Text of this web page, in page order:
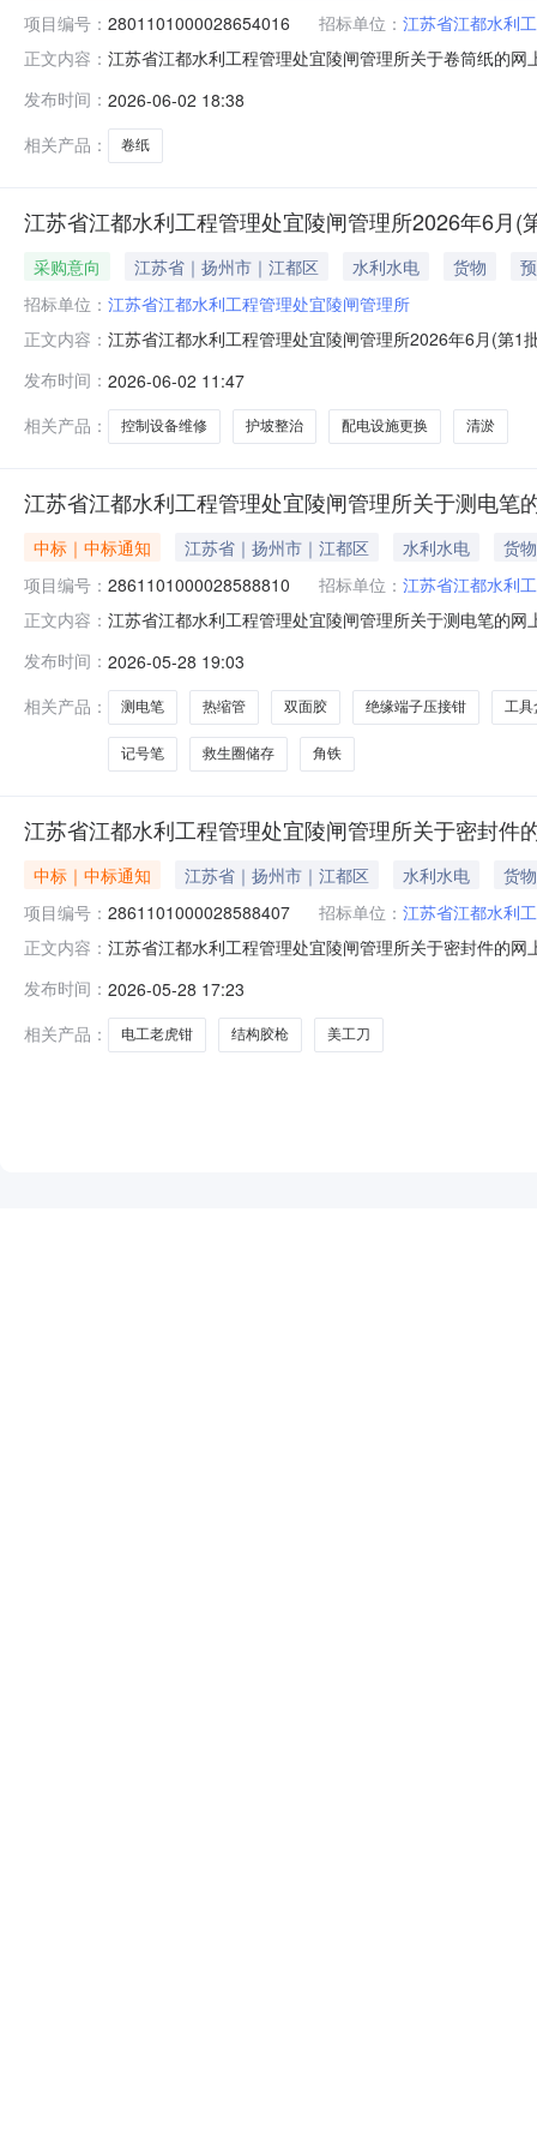
项目编号： 2801101000028654016 招标单位： 江苏省江都水利
正文内容： 江苏省江都水利工程管理处宜陵闸管理所关于卷筒纸的
划信息：序号采购计划文号信息采购计划金额
发布时间： 2026-06-02 18:38
相关产品：
卷纸
江苏省江都水利工程管理处宜陵闸管理所2026年6月(
采购意向 江苏省｜扬州市｜江都区 水利水电 货物
招标单位： 江苏省江都水利工程管理处宜陵闸管理所
正文内容： 江苏省江都水利工程管理处宜陵闸管理所2026年6月(第1
采购是否采购节能产品、环境标志产品备注1宜陵闸、宜
关柜、配电房动力柜、桥头堡动
发布时间： 2026-06-02 11:47
相关产品：
控制设备维修 护坡整治 配电设施更换 清淤
江苏省江都水利工程管理处宜陵闸管理所关于测电笔
中标｜中标通知 江苏省｜扬州市｜江都区 水利水电
货物
项目编号： 2861101000028588810 招标单位： 江苏省江都水利
正文内容： 江苏省江都水利工程管理处宜陵闸管理所关于测电笔的
划信息：序号采购计划文号信息采购计划金额
发布时间： 2026-05-28 19:03
相关产品：
测电笔 热缩管 双面胶 绝缘端子压接钳 工具
记号笔 救生圈储存 角铁
江苏省江都水利工程管理处宜陵闸管理所关于密封件
中标｜中标通知 江苏省｜扬州市｜江都区 水利水电
货物
项目编号： 2861101000028588407 招标单位： 江苏省江都水利
正文内容： 江苏省江都水利工程管理处宜陵闸管理所关于密封件的
划信息：序号采购计划文号信息采购计划金额
发布时间： 2026-05-28 17:23
相关产品：
电工老虎钳 结构胶枪 美工刀